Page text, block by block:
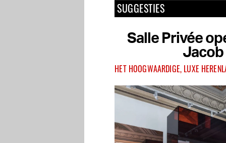
SUGGESTIES
Salle Privée
HET HOOGWAARDIGE, LUXE